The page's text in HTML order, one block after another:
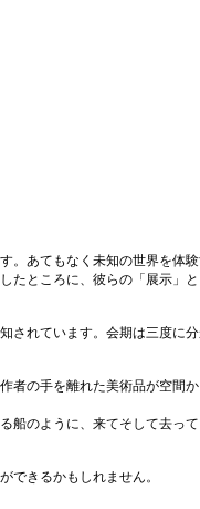
。あてもなく未知の世界を体
たところに、彼らの「展示」
されています。会期は三度に
者の手を離れた美術品が空間
船のように、来てそして去っ
できるかもしれません。